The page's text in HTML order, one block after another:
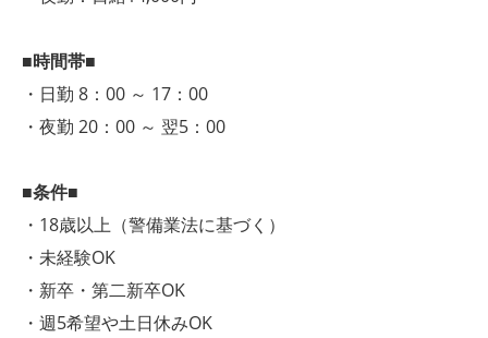
■時間帯■
・日勤 8：00 ～ 17：00
・夜勤 20：00 ～ 翌5：00
■条件■
・18歳以上（警備業法に基づく）
・未経験OK
・新卒・第二新卒OK
・週5希望や土日休みOK